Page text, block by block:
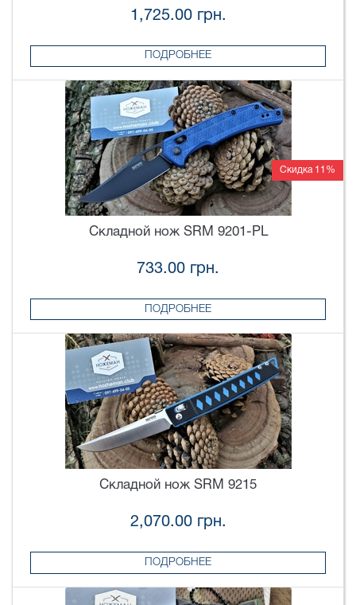
1,725.00 грн.
ПОДРОБНЕЕ
Скидка 11%
Складной нож SRM 9201-PL
733.00 грн.
ПОДРОБНЕЕ
Складной нож SRM 9215
2,070.00 грн.
ПОДРОБНЕЕ